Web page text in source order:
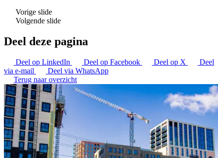
Vorige slide
Volgende slide
Deel deze pagina
Deel op LinkedIn Deel op Facebook Deel op X
Deel
via e-mail
Deel via WhatsApp
Terug naar overzicht